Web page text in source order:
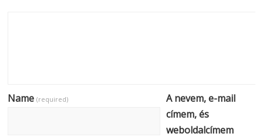
Name(required)
A nevem, e-mail
címem, és
weboldalcímem